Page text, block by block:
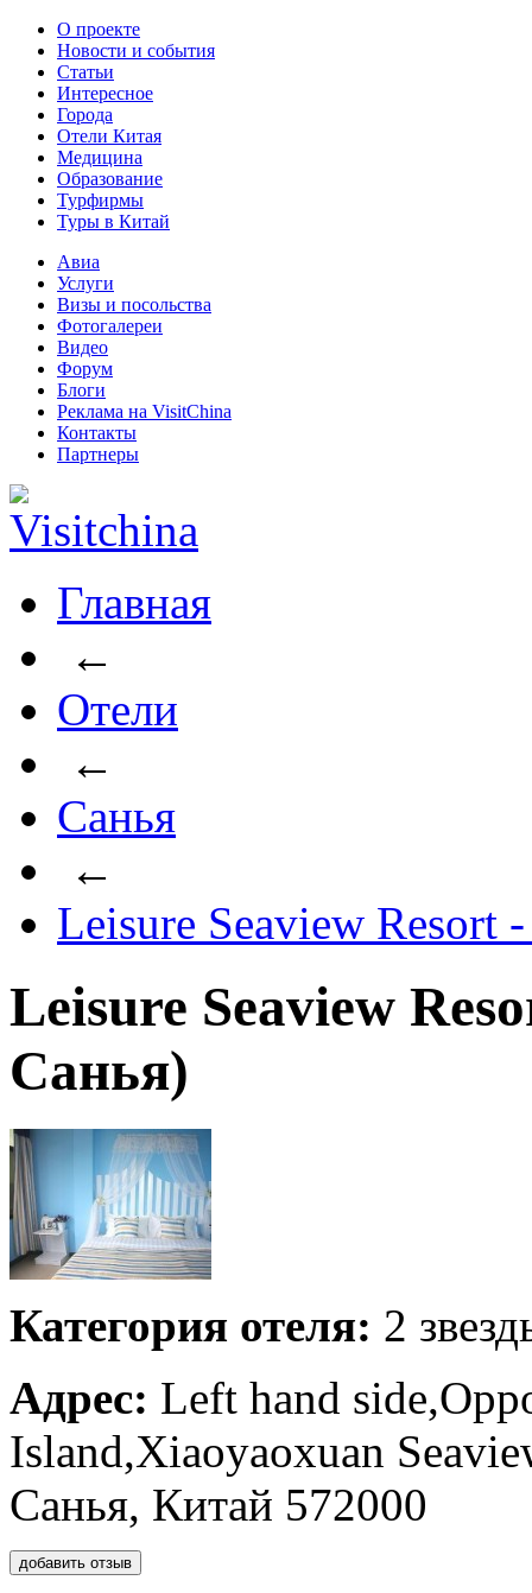
О проекте
Новости и события
Статьи
Интересное
Города
Отели Китая
Медицина
Образование
Турфирмы
Туры в Китай
Авиа
Услуги
Визы и посольства
Фотогалереи
Видео
Форум
Блоги
Реклама на VisitChina
Контакты
Партнеры
Главная
←
Отели
←
Санья
←
Leisure Seaview Resort
Leisure Seaview
Санья)
Категория отеля: 2
Адрес: Left hand
Island,Xiaoyaoxuan
Санья, Китай 572000
добавить отзыв